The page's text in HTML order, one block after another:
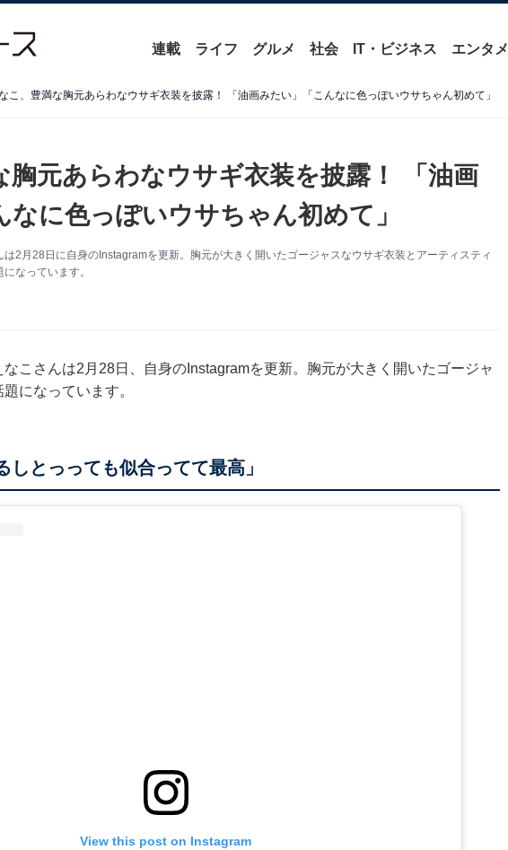
連載 ライフ グルメ 社会 IT・ビジネス エンタメ
こ、豊満な胸元あらわなウサギ衣装を披露！ 「油画みたい」「こんなに色っぽいウサちゃん初めて」
胸元あらわなウサギ衣装を披露！ 「油画
なに色っぽいウサちゃん初めて」
2月28日に自身のInstagramを更新。胸元が大きく開いたゴージャスなウサギ衣装とアーティスティ
なっています。
こさんは2月28日、自身のInstagramを更新。胸元が大きく開いたゴージャ
になっています。
しとっっても似合ってて最高」
View this post on Instagram